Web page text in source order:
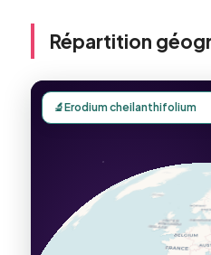
Répartition